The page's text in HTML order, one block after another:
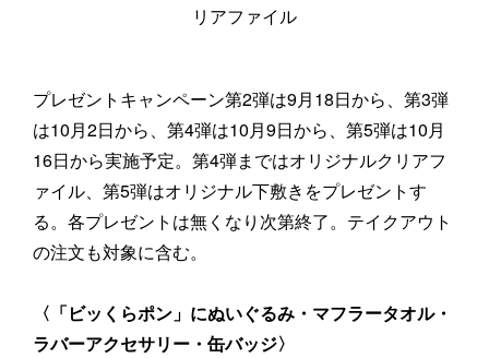
リアファイル
プレゼントキャンペーン第2弾は9月18日から、第3弾
は10月2日から、第4弾は10月9日から、第5弾は10月
16日から実施予定。第4弾まではオリジナルクリアフ
ァイル、第5弾はオリジナル下敷きをプレゼントす
る。各プレゼントは無くなり次第終了。テイクアウト
の注文も対象に含む。
〈「ビッくらポン」にぬいぐるみ・マフラータオル・
ラバーアクセサリー・缶バッジ〉